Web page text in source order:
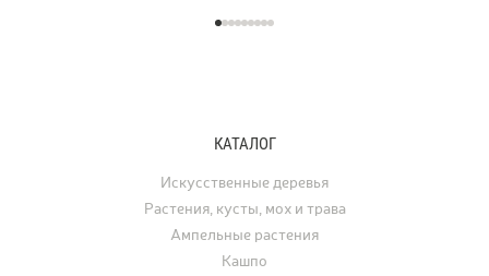
КАТАЛОГ
Искусственные деревья
Растения, кусты, мох и трава
Ампельные растения
Кашпо